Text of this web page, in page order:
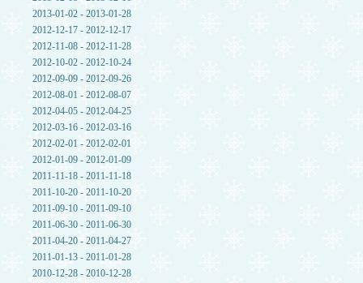
2013-01-02 - 2013-01-28
2012-12-17 - 2012-12-17
2012-11-08 - 2012-11-28
2012-10-02 - 2012-10-24
2012-09-09 - 2012-09-26
2012-08-01 - 2012-08-07
2012-04-05 - 2012-04-25
2012-03-16 - 2012-03-16
2012-02-01 - 2012-02-01
2012-01-09 - 2012-01-09
2011-11-18 - 2011-11-18
2011-10-20 - 2011-10-20
2011-09-10 - 2011-09-10
2011-06-30 - 2011-06-30
2011-04-20 - 2011-04-27
2011-01-13 - 2011-01-28
2010-12-28 - 2010-12-28